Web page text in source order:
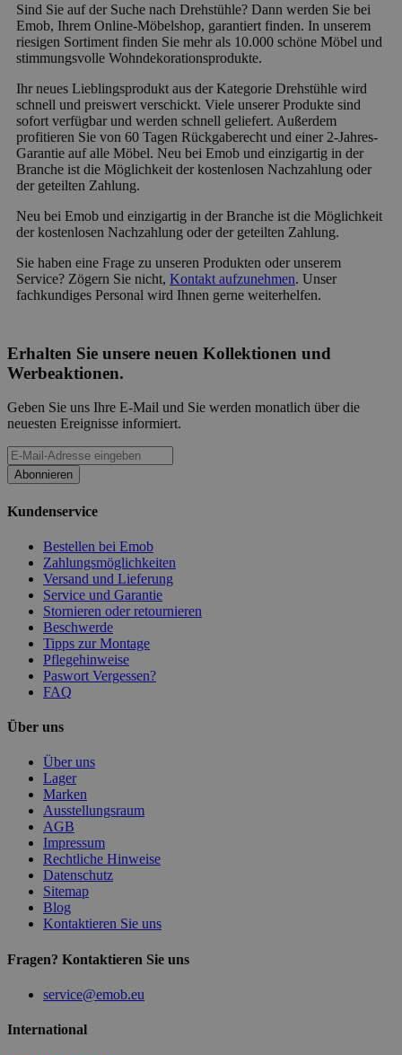
Sind Sie auf der Suche nach Drehstühle? Dann werden Sie bei
Emob, Ihrem Online-Möbelshop, garantiert finden. In unserem
riesigen Sortiment finden Sie mehr als 10.000 schöne Möbel und
stimmungsvolle Wohndekorationsprodukte.
Ihr neues Lieblingsprodukt aus der Kategorie Drehstühle wird
schnell und preiswert verschickt. Viele unserer Produkte sind
sofort verfügbar und werden schnell geliefert. Außerdem
profitieren Sie von 60 Tagen Rückgaberecht und einer 2-Jahres-
Garantie auf alle Möbel. Neu bei Emob und einzigartig in der
Branche ist die Möglichkeit der kostenlosen Nachzahlung oder
der geteilten Zahlung.
Neu bei Emob und einzigartig in der Branche ist die Möglichkeit
der kostenlosen Nachzahlung oder der geteilten Zahlung.
Sie haben eine Frage zu unseren Produkten oder unserem
Service? Zögern Sie nicht, Kontakt aufzunehmen. Unser
fachkundiges Personal wird Ihnen gerne weiterhelfen.
Erhalten Sie unsere neuen Kollektionen und
Werbeaktionen.
Geben Sie uns Ihre E-Mail und Sie werden monatlich über die
neuesten Ereignisse informiert.
Abonnieren
Kundenservice
Bestellen bei Emob
Zahlungsmöglichkeiten
Versand und Lieferung
Service und Garantie
Stornieren oder retournieren
Beschwerde
Tipps zur Montage
Pflegehinweise
Paswort Vergessen?
FAQ
Über uns
Über uns
Lager
Marken
Ausstellungsraum
AGB
Impressum
Rechtliche Hinweise
Datenschutz
Sitemap
Blog
Kontaktieren Sie uns
Fragen? Kontaktieren Sie uns
service@emob.eu
International